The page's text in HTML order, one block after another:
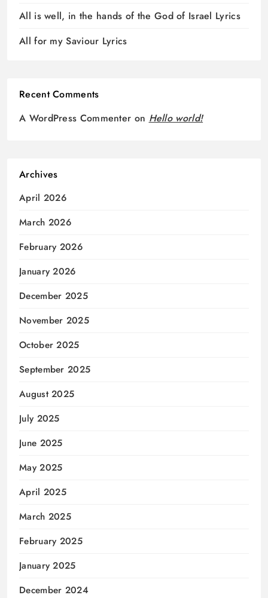
All is well, in the hands of the God of Israel Lyrics
All for my Saviour Lyrics
Recent Comments
A WordPress Commenter on Hello world!
Archives
April 2026
March 2026
February 2026
January 2026
December 2025
November 2025
October 2025
September 2025
August 2025
July 2025
June 2025
May 2025
April 2025
March 2025
February 2025
January 2025
December 2024